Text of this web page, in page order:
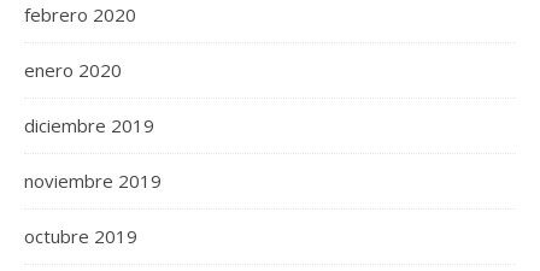
febrero 2020
enero 2020
diciembre 2019
noviembre 2019
octubre 2019